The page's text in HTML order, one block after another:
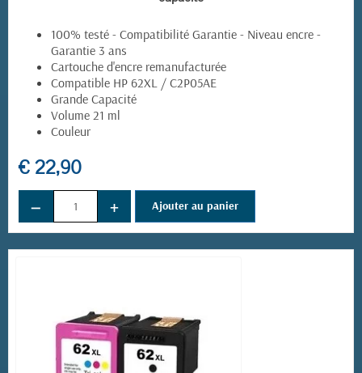
(3 avis)
100% testé - Compatibilité Garantie - Niveau encre -
Garantie 3 ans
Cartouche d'encre remanufacturée
Compatible HP 62XL / C2P05AE
Grande Capacité
Volume 21 ml
Couleur
€ 22,90
− + Ajouter au panier